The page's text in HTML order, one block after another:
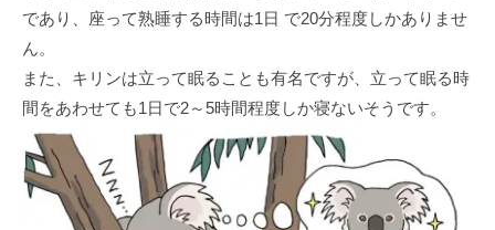
であり、座って熟睡する時間は1日 で20分程度しかありませ
ん。
また、キリンは立って眠ることも有名ですが、立って眠る時
間をあわせても1日で2～5時間程度しか寝ないそうです。